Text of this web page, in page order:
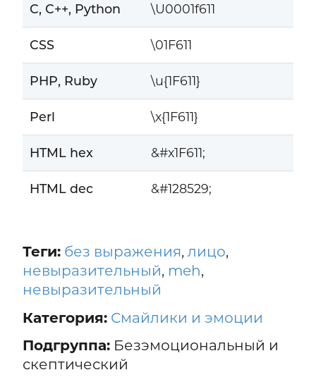
C, C++, Python \U0001f611
CSS \01F611
PHP, Ruby \u{1F611}
Perl \x{1F611}
HTML hex &#x1F611;
HTML dec &#128529;
Теги: без выражения, лицо,
невыразительный, meh,
невыразительный
Категория: Смайлики и эмоции
Подгруппа:Безэмоциональный и
скептический